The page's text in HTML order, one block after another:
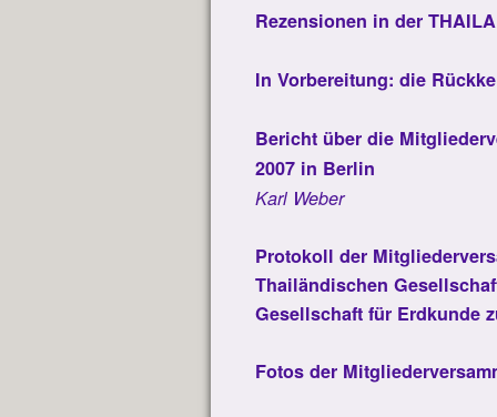
Rezensionen in der
In Vorbereitung: die
Bericht über die
2007 in Berlin
Karl Weber
Protokoll der
Thailändischen
Gesellschaft für Erdkunde
Fotos der